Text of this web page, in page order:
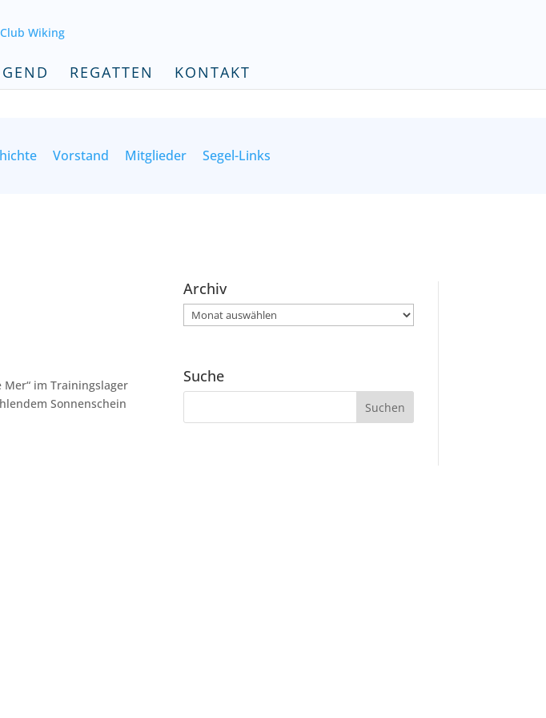
REGATTEN KONTAKT
Vorstand Mitglieder Segel-Links
Mer“ im Trainingslager
Sonnenschein
Archiv
Archiv
Suche